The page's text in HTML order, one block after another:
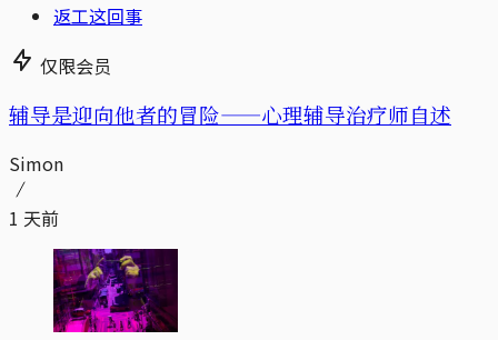
返工这回事
仅限会员
辅导是迎向他者的冒险——心理辅导治疗师自述
Simon
1 天前